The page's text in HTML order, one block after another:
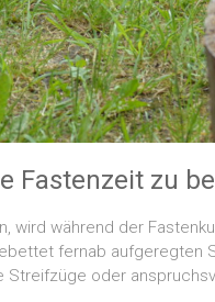
Fastenzeit zu
wird während der
fernab aufgeregten
Streifzüge oder